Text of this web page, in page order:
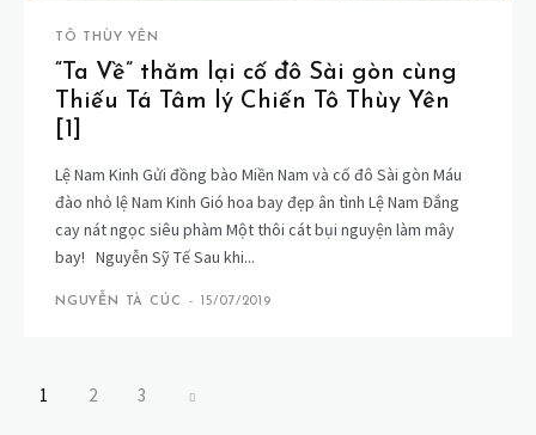
TÔ THÙY YÊN
“Ta Về” thăm lại cố đô Sài gòn cùng
Thiếu Tá Tâm lý Chiến Tô Thùy Yên
[1]
Lệ Nam Kinh Gửi đồng bào Miền Nam và cố đô Sài gòn Máu
đào nhỏ lệ Nam Kinh Gió hoa bay đẹp ân tình Lệ Nam Đắng
cay nát ngọc siêu phàm Một thôi cát bụi nguyện làm mây
bay! Nguyễn Sỹ Tế Sau khi...
NGUYỄN TÀ CÚC - 15/07/2019
1 2 3